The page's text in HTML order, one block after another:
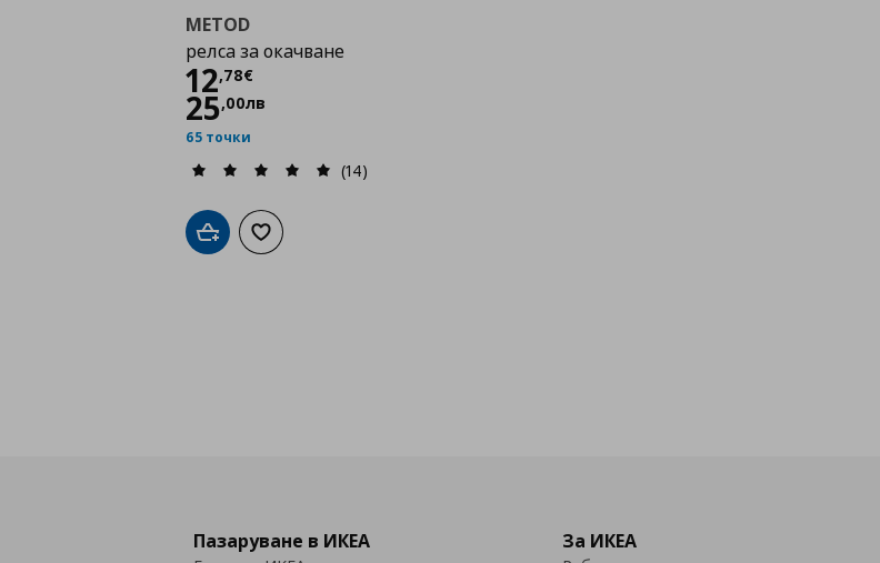
METOD
релса за окачване
12,78€
Цена
25,00лв
65 точки
(14)
Добави в кошницата
Добави към списъка с любими
Пазаруване в ИКЕА За ИКЕА